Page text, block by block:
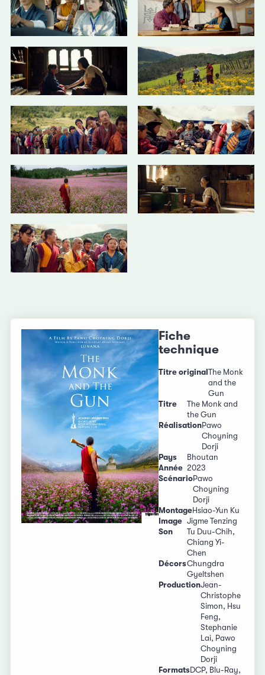
Fiche
technique
Titre original The Monk
and the
Gun
Titre
The Monk and
the Gun
RéalisationPawo
Choyning
Dorji
Pays
Bhoutan
Année 2023
ScénarioPawo
Choyning
Dorji
MontageHsiao-Yun Ku
Image Jigme Tenzing
Son
Tu Duu-Chih,
Chiang Yi-
Chen
DécorsChungdra
Gyeltshen
ProductionJean-
Christophe
Simon, Hsu
Feng,
Stephanie
Lai, Pawo
Choyning
Dorji
FormatsDCP, Blu-Ray,